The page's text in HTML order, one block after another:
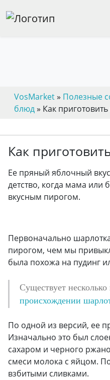
VosMarket» Полезные
блюд» Как
Как
Ее пряный яблочный
детство, когда мама или
вкусным пирогом.
Первоначально
пирогом, чем мы
была похожа на пудинг
Существует несколько
происхождении
По одной из версий, ее
Изначально это был
сахаром и черного
смеси молока с яйцом.
взбитыми сливками.